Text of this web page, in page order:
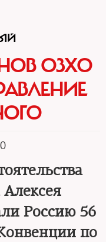
ОЗХО
Россию 56
по